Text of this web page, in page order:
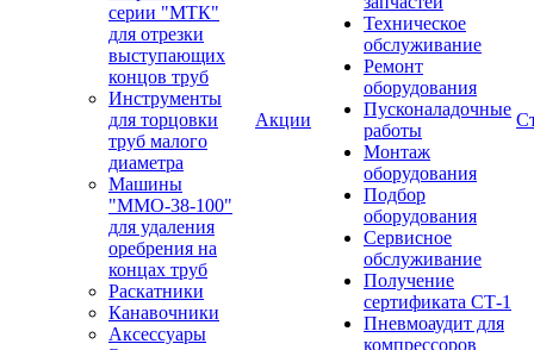
серии "МТК"
для отрезки
выступающих
концов труб
Инструменты
для торцовки
труб малого
диаметра
Машины
"ММО-38-100"
для удаления
оребрения на
концах труб
Раскатники
Канавочники
Аксессуары
Акции
Техническое
обслуживание
Ремонт
оборудования
Пусконаладочные
работы
Монтаж
оборудования
Подбор
оборудования
Сервисное
обслуживание
Получение
сертификата СТ-1
Пневмоаудит для
компрессоров